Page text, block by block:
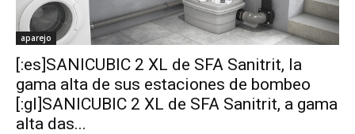
aparejo
[:es]SANICUBIC 2 XL de SFA Sanitrit, la
gama alta de sus estaciones de bombeo
[:gl]SANICUBIC 2 XL de SFA Sanitrit, a gama
alta das...